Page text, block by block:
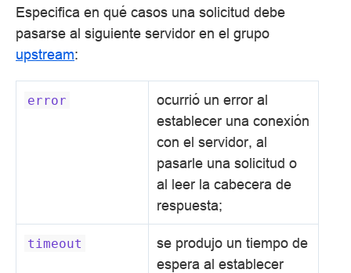
Especifica en qué casos una solicitud debe
pasarse al siguiente servidor en el grupo
upstream:
error
ocurrió un error al
establecer una conexión
con el servidor, al
pasarle una solicitud o
al leer la cabecera de
respuesta;
timeout
se produjo un tiempo de
espera al establecer